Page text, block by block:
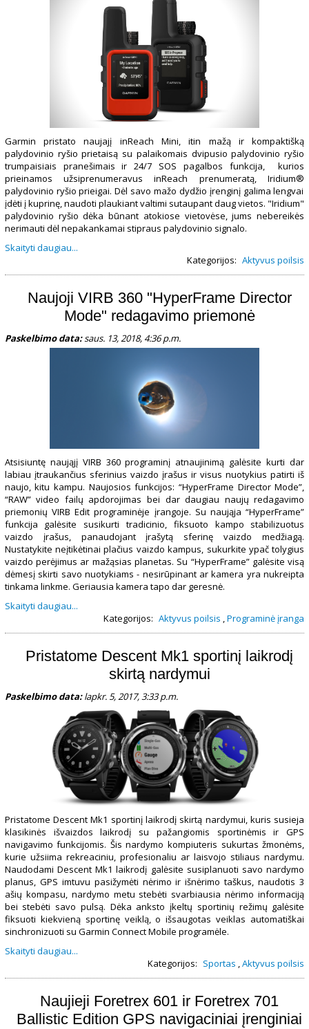
Garmin pristato naujajį inReach Mini, itin mažą ir kompaktišką
palydovinio ryšio prietaisą su palaikomais dvipusio palydovinio ryšio
trumpaisiais pranešimais ir 24/7 SOS pagalbos funkcija, kurios
prieinamos užsiprenumeravus inReach prenumeratą, Iridium®
palydovinio ryšio prieigai. Dėl savo mažo dydžio įrenginį galima lengvai
įdėti į kuprinę, naudoti plaukiant valtimi sutaupant daug vietos. "Iridium"
palydovinio ryšiodėka būnant atokiose vietovėse, jums nebereikės
nerimauti dėl nepakankamai stipraus palydovinio signalo.
Skaityti daugiau...
Kategorijos: Aktyvus poilsis
Naujoji VIRB 360 "HyperFrame Director
Mode" redagavimo priemonė
Paskelbimo data:saus. 13, 2018, 4:36 p.m.
Atsisiuntę naująjį VIRB 360 programinį atnaujinimą galėsite kurti dar
labiau įtraukančius sferinius vaizdo įrašus ir visus nuotykius patirti iš
naujo, kitu kampu. Naujosios funkcijos: “HyperFrame Director Mode”,
“RAW” video failų apdorojimas bei dar daugiau naujų redagavimo
priemonių VIRB Edit programinėje įrangoje. Su naująja “HyperFrame”
funkcija galėsite susikurti tradicinio, fiksuoto kampo stabilizuotus
vaizdo įrašus, panaudojant įrašytą sferinę vaizdo medžiagą.
Nustatykite neįtikėtinai plačius vaizdo kampus, sukurkite ypač tolygius
vaizdo perėjimus ar mažąsias planetas. Su “HyperFrame” galėsite visą
dėmesį skirti savo nuotykiams - nesirūpinant ar kamera yra nukreipta
tinkama linkme. Geriausia kamera tapo dar geresnė.
Skaityti daugiau...
Kategorijos: Aktyvus poilsis ,Programinė įranga
Pristatome Descent Mk1 sportinį laikrodį
skirtą nardymui
Paskelbimo data:lapkr. 5, 2017, 3:33 p.m.
Pristatome Descent Mk1 sportinį laikrodį skirtą nardymui, kuris susieja
klasikinės išvaizdos laikrodį su pažangiomis sportinėmis ir GPS
navigavimo funkcijomis. Šis nardymo kompiuteris sukurtas žmonėms,
kurie užsiima rekreaciniu, profesionaliu ar laisvojo stiliaus nardymu.
Naudodami Descent Mk1 laikrodį galėsite susiplanuoti savo nardymo
planus, GPS imtuvu pasižymėti nėrimo ir išnėrimo taškus, naudotis 3
ašių kompasu, nardymo metu stebėti svarbiausia nėrimo informaciją
bei stebėti savo pulsą. Dėka anksto įkeltų sportinių režimų galėsite
fiksuoti kiekvieną sportinę veiklą, o išsaugotas veiklas automatiškai
sinchronizuoti su Garmin Connect Mobile programėle.
Skaityti daugiau...
Kategorijos: Sportas ,Aktyvus poilsis
Naujieji Foretrex 601 ir Foretrex 701
Ballistic Edition GPS navigaciniai įrenginiai